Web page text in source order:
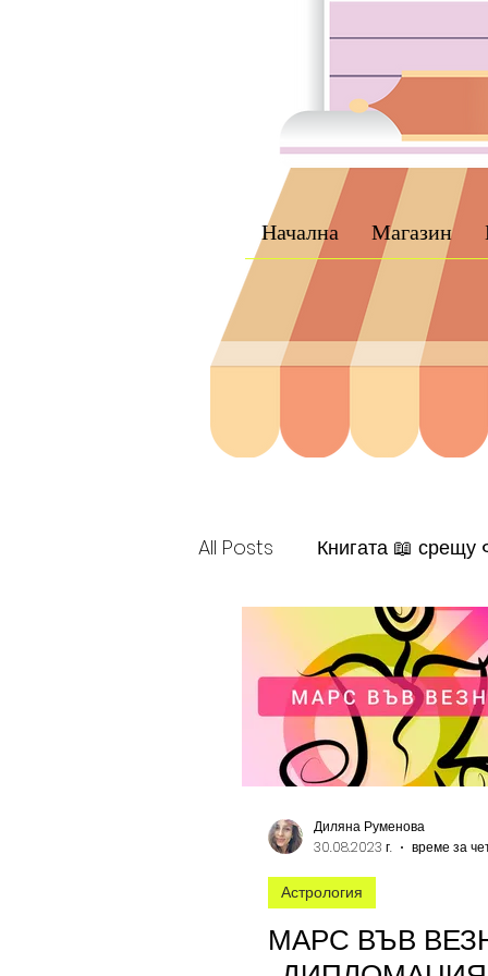
Начална Магазин
All Posts Книгата 📖
Книжният клуб на
Диляна Руменова
30.08.2023 г.
време за
Астрология
МАРС ВЪВ